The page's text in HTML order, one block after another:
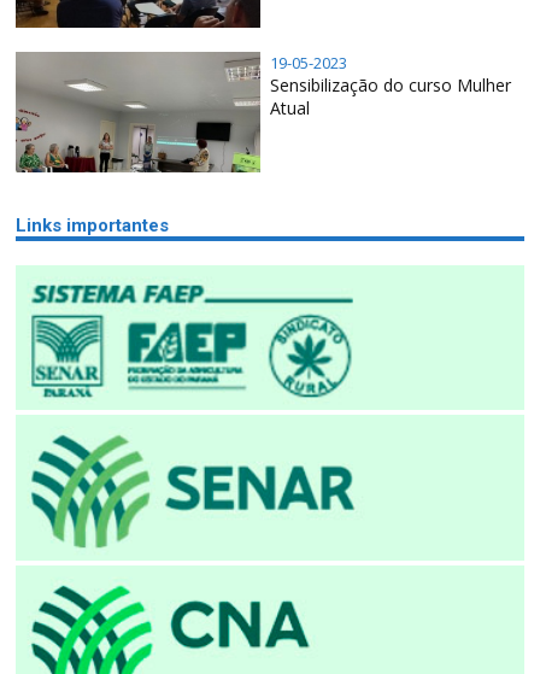
19-05-2023
Sensibilização do curso Mulher
Atual
Links importantes